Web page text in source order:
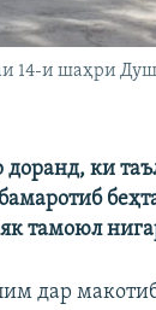
RL
14-и шаҳри
доранд, ки
тамоюл
дар